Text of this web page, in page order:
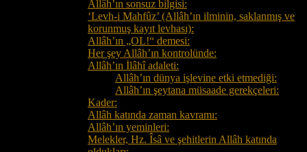
Allâh’ın sonsuz bilgisi:
‘Levh-i Mahfûz’ (Allâh’ın ilminin, saklanmış ve
korunmuş kayıt levhası):
Allâh’ın „OL!“ demesi:
Her şey Allâh’ın kontrolünde:
Allâh’ın İlâhî adaleti:
Allâh’ın dünya işlevine etki etmediği:
Allâh’ın şeytana müsaade gerekçeleri:
Kader:
Allâh katında zaman kavramı:
Allâh’ın yeminleri:
Melekler, Hz. Îsâ ve şehitlerin Allâh katında